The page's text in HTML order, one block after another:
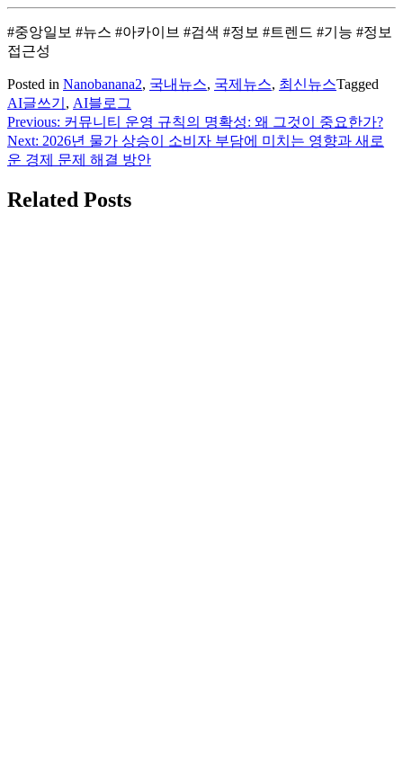
#중앙일보 #뉴스 #아카이브 #검색 #정보 #트렌드 #기능 #정보
접근성
Posted in Nanobanana2, 국내뉴스, 국제뉴스, 최신뉴스Tagged
AI글쓰기 , AI블로그
글
탐
Previous: 커뮤니티 운영 규칙의 명확성: 왜 그것이 중요한가?
Next: 2026년 물가 상승이 소비자 부담에 미치는 영향과 새로
운 경제 문제 해결 방안
Related Posts